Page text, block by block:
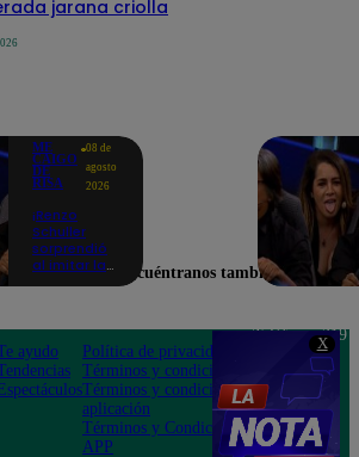
X
jarana criolla
ME
CAIGO
DE
RISA
08 de
agosto
2026
¡Renzo
Schuller
sorprendió
al imitar la
De Risa!
Encuéntranos también en
ayudo
Espectáculos
Política de privacidad
Términos y condiciones
Términos y condiciones
aplicación
Términos y Condiciones
APP
Teléfono: 219
Av. San
Felipe 968
Jesús María